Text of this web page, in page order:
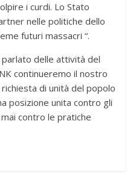
i curdi. Lo Stato
nelle politiche dello
futuri massacri “.
parlato delle attività del
continueremo il nostro
di unità del popolo
posizione unita contro gli
contro le pratiche